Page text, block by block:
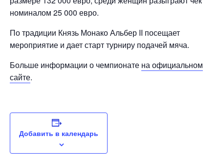
номиналом 25 000 евро.
По традиции Князь Монако Альбер II посещает
мероприятие и дает старт турниру подачей мяча.
Больше информации о чемпионате на официальном
сайте.
Добавить в календарь